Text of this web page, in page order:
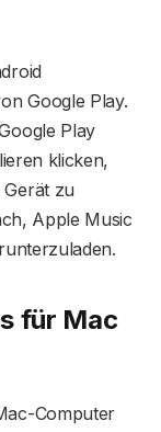
Google Play.
Play
klicken,
zu
Apple Music
für Mac
Computer